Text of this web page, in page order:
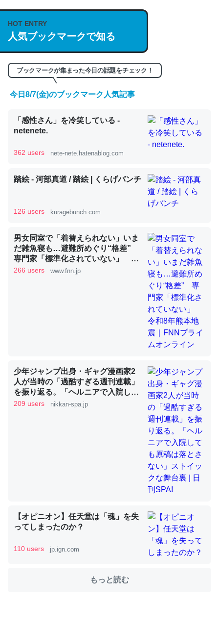
説してる記事が少ないので貴重な良記事。/続編来た
https://isobe324649.hatenablog.com/entry/2023/03/27
/064121
─GPTの仕組みと限界についての考察（１） - conceptualization
くらい。小説でいう「ずっと前の伏線」は回収されないけ
ど、短期記憶というには多い分量。進化すればするほど分
コオロギのカルシウム分はエビの600分の1程度。
─ニュース :: 【研究発表】昆虫学の大問題＝「昆虫はなぜ海にいな
いのか」に関する新仮説
論文では「淡水はカルシウムも酸素も不足してて両方に不
利だから両方が拮抗してるのでは」とあって面白い。海に
いる鋏角類（カブトガニ・ウミグモ）はカルシウムを使わ
─ニュース :: 【研究発表】昆虫学の大問題＝「昆虫はなぜ海にいな
いのか」に関する新仮説
これを元に考えるとカルシウムを大量に使う脊椎動物と貝
類は苦労してるんだな…。腹足類だと殻を無くしてナメク
─ニュース :: 【研究発表】昆虫学の大問題＝「昆虫はなぜ海にいな
ウチもEchoを実家に置いて４年。でたまに覗いてる。ぼ
位置情報を共有してる。電池残量や充電中かが分かるので
これ見て生きてるなって分かる。
HOT ENTRY
人気ブックマークで知る
ブックマークが集まった今日の話題をチェック！
今日8/7(金)のブックマーク人気記事
「感性さん」を冷笑している -
netenete.
362 users nete-nete.hatenablog.com
踏絵 - 河部真道 / 踏絵 | くらげバンチ
126 users kuragebunch.com
男女同室で「着替えられない」いま
だ雑魚寝も…避難所めぐり“格差”
専門家「標準化されていない」 令
和8年熊本地震｜FNNプライムオン
266 users www.fnn.jp
少年ジャンプ出身・ギャグ漫画家2
人が当時の「過酷すぎる週刊連載」
を振り返る。「ヘルニアで入院して
も原稿は落とさない」ストイックな
209 users nikkan-spa.jp
【オピニオン】任天堂は「魂」を失
ってしまったのか？
110 users jp.ign.com
もっと読む